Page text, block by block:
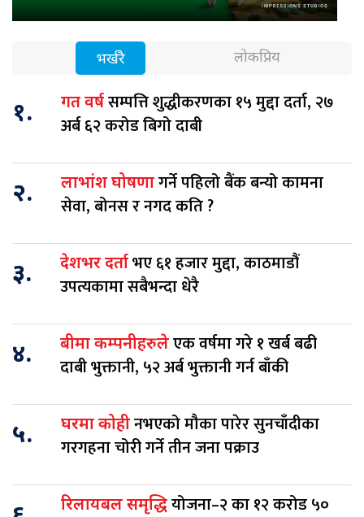
भर्खरै लोकप्रिय
१. गत वर्षसम्पत्ति शुद्धीकरणका १५ मुद्दा दर्ता, २७
अर्ब ६२ करोड बिगो दाबी
२. लाभांश घोषणागर्ने पहिलो बैंक बन्यो कामना
सेवा, बोनस र नगद कति ?
३. देशभर दर्ताभए ६१ हजार मुद्दा, काठमाडौं
उपत्यकामा सबैभन्दा धेरै
४. बीमा कम्पनीहरुलेएक वर्षमा गरे १ खर्ब बढी
दाबी भुक्तानी, ५२ अर्ब भुक्तानी गर्न बाँकी
५. घरमा कोहीनभएको मौका पारेर सुनचाँदीका
गरगहना चोरी गर्ने तीन जना पक्राउ
रिलायबल समृद्धियोजना–२ का १२ करोड ५०